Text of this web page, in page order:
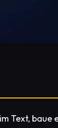
Text, baue